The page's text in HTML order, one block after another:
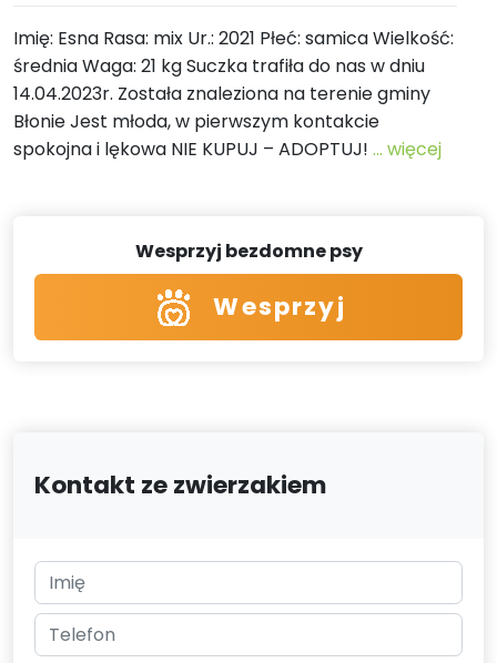
Imię: Esna Rasa: mix Ur.: 2021 Płeć: samica Wielkość:
średnia Waga: 21 kg Suczka trafiła do nas w dniu
14.04.2023r. Została znaleziona na terenie gminy
Błonie Jest młoda, w pierwszym kontakcie
spokojna i lękowa NIE KUPUJ – ADOPTUJ! ... więcej
Wesprzyj bezdomne psy
Wesprzyj
Kontakt ze zwierzakiem